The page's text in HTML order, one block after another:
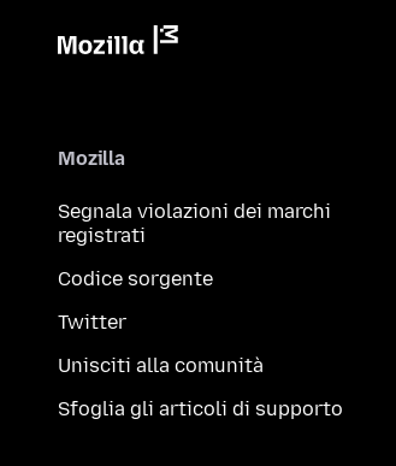
Mozilla
Segnala violazioni dei marchi
registrati
Codice sorgente
Twitter
Unisciti alla comunità
Sfoglia gli articoli di supporto